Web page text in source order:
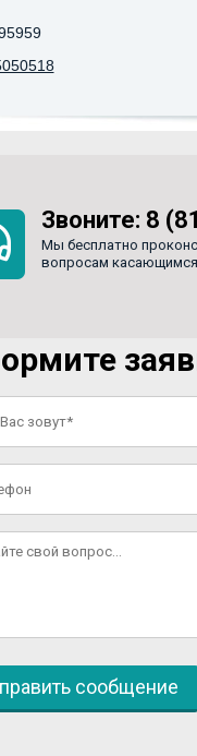
Звоните: 8
Мы бесплатно
вопросам